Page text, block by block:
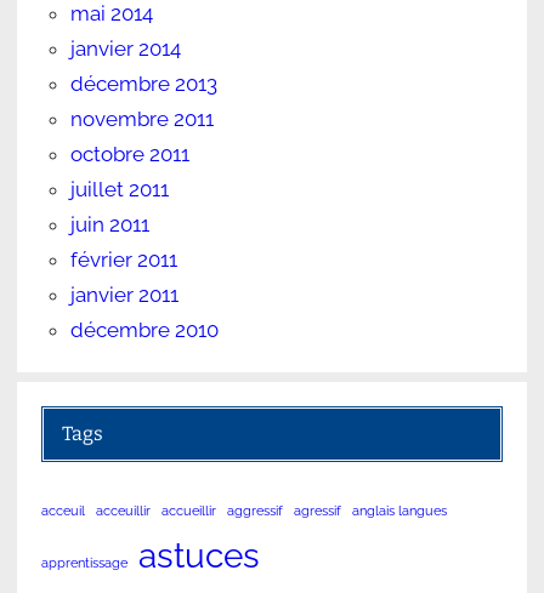
mai 2014
janvier 2014
décembre 2013
novembre 2011
octobre 2011
juillet 2011
juin 2011
février 2011
janvier 2011
décembre 2010
Tags
acceuil acceuillir accueillir aggressif agressif anglais langues
apprentissage
astuces